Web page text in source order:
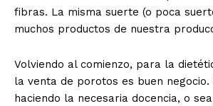
fibras. La misma suerte (o poca
muchos productos de nuestra
Volviendo al comienzo, para la
la venta de porotos es buen negocio.
haciendo la necesaria docencia, o